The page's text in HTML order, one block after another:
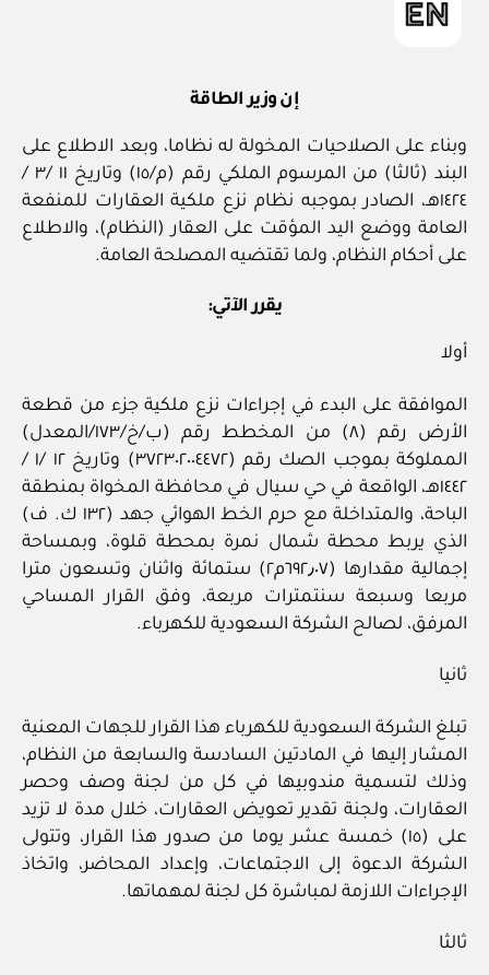
إن وزير الطاقة
وبناء على الصلاحيات المخولة له نظاما، وبعد الاطلاع على
البند (ثالثا) من المرسوم الملكي رقم (م/١٥) وتاريخ ١١ /٣ /
١٤٢٤هـ، الصادر بموجبه نظام نزع ملكية العقارات للمنفعة
العامة ووضع اليد المؤقت على العقار (النظام)، والاطلاع
على أحكام النظام، ولما تقتضيه المصلحة العامة.
يقرر الآتي:
أولا
الموافقة على البدء في إجراءات نزع ملكية جزء من قطعة
الأرض رقم (٨) من المخطط رقم (ب/خ/١٧٣/المعدل)
المملوكة بموجب الصك رقم (٣٧٢٣٠٢٠٠٤٤٧٢) وتاريخ ١٢ /١ /
١٤٤٢هـ، الواقعة في حي سيال في محافظة المخواة بمنطقة
الباحة، والمتداخلة مع حرم الخط الهوائي جهد (١٣٢ ك. ف)
الذي يربط محطة شمال نمرة بمحطة قلوة، وبمساحة
إجمالية مقدارها (٦٩٢٫٠٧م٢) ستمائة واثنان وتسعون مترا
مربعا وسبعة سنتمترات مربعة، وفق القرار المساحي
المرفق، لصالح الشركة السعودية للكهرباء.
ثانيا
تبلغ الشركة السعودية للكهرباء هذا القرار للجهات المعنية
المشار إليها في المادتين السادسة والسابعة من النظام،
وذلك لتسمية مندوبيها في كل من لجنة وصف وحصر
العقارات، ولجنة تقدير تعويض العقارات، خلال مدة لا تزيد
على (١٥) خمسة عشر يوما من صدور هذا القرار، وتتولى
الشركة الدعوة إلى الاجتماعات، وإعداد المحاضر، واتخاذ
الإجراءات اللازمة لمباشرة كل لجنة لمهماتها.
ثالثا